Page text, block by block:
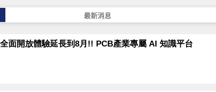
最新消息
面開放體驗延長到8月!! PCB產業專屬 AI 知識平台